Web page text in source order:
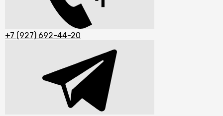
+7 (927) 692-44-20